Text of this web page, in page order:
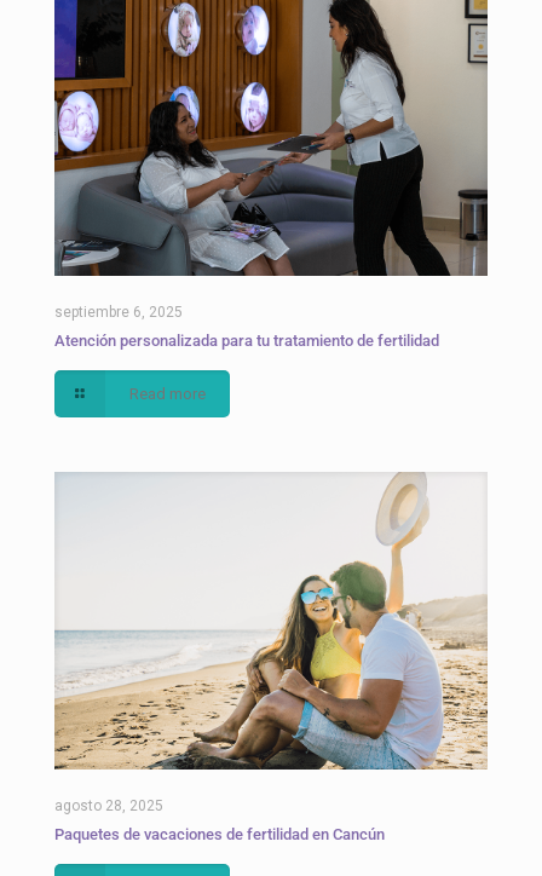
septiembre 6, 2025
Atención personalizada para tu tratamiento de fertilidad
Read more
agosto 28, 2025
Paquetes de vacaciones de fertilidad en Cancún